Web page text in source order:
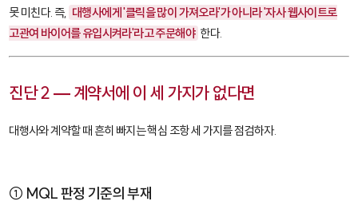
못 미친다. 즉, 대행사에게 '클릭을 많이 가져오라'가 아니라 '자사 웹사이트로
고관여 바이어를 유입시켜라'라고 주문해야 한다.
진단 2 — 계약서에 이 세 가지가 없다면
대행사와 계약할 때 흔히 빠지는 핵심 조항 세 가지를 점검하자.
① MQL 판정 기준의 부재